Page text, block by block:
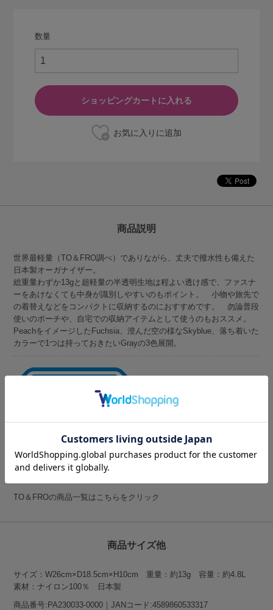
数量
商品説明
世界最軽量（TO＆FRO調べ）でありながら、丈夫で撥水性も備えた
日本製オーガナイザー。
総重量わずか13gと超軽量の半透明生地は程よい透け感で、ファスナ
ーをあけなくても中身が識別しやすいのもポイント。 小物や旅先で
の着替えなどをコンパクトに収納するのにおすすめです。 勿論普段
使いのポーチや、自宅での収納アイテムとして使うのもおススメ。
PeachをイメージしたFuchsia、澄んだ空の様なSkyblue、落ち着いた
カラーで1つは持っておきたいGrayの3色展開。
日本3大繊維産地・石川県でテキスタイルの開発を続けている専門メ
ーカーKAJIGROUPが手掛けるTO＆FROは、旅の持ち物に最適な生
地の開発から取り組み、オリジナルのプロダクトを生み出していま
TO＆FROの商品一覧はこちらをクリック
商品サイズ他
サイズ：W26cm×D18.5cm×H10cm 重量：約13g 容量：約4.8L
素材：ナイロン100％ 日本製
商品番号:PA230033-0000｜JANコード:4589860533317